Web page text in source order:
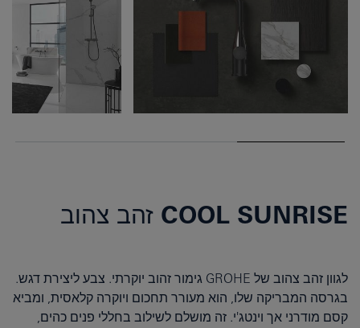
COOL SUNRISE זהב צהוב
לגוון זהב צהוב של GROHE גימור זהוב יוקרתי. צבע ליצירת דגש.
בגרסה המבריקה שלו, הוא מעורר תחכום ויוקרה קלאסית, ומביא
קסם מודרני אך וינטג'י. זה מושלם לשילוב בחללי פנים כהים,